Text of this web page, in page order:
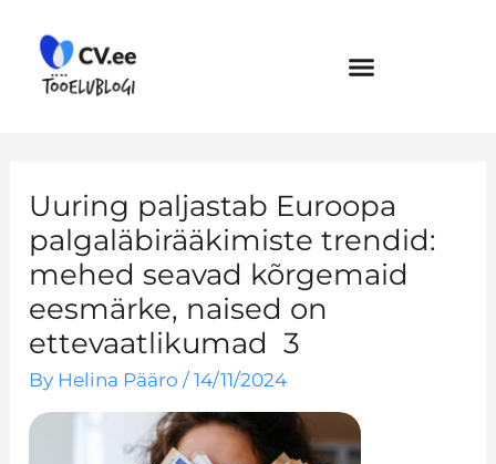
content
Uuring paljastab Euroopa
palgaläbirääkimiste trendid:
mehed seavad kõrgemaid
eesmärke, naised on
ettevaatlikumad 3
By Helina Pääro/14/11/2024